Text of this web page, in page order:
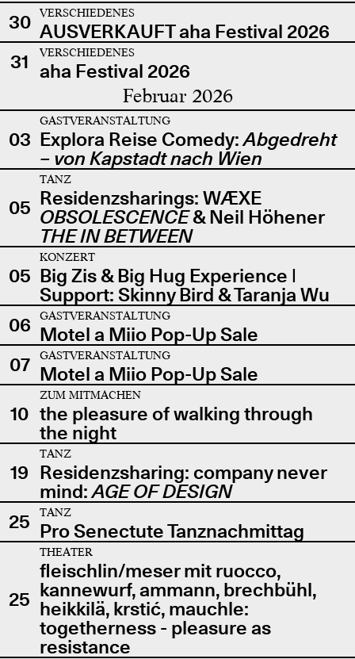
30
VERSCHIEDENES
AUSVERKAUFT aha Festival 2026
31
VERSCHIEDENES
aha Festival 2026
Februar 2026
03
GASTVERANSTALTUNG
Explora Reise Comedy:Abgedreht
– von Kapstadt nach Wien
05
TANZ
Residenzsharings: WÆXE
OBSOLESCENCE& Neil Höhener
THE IN BETWEEN
05
KONZERT
Big Zis & Big Hug Experience |
Support: Skinny Bird & Taranja Wu
06
GASTVERANSTALTUNG
Motel a Miio Pop-Up Sale
07
GASTVERANSTALTUNG
Motel a Miio Pop-Up Sale
10
ZUM MITMACHEN
the pleasure of walking through
the night
19
TANZ
Residenzsharing: company never
mind:AGE OF DESIGN
25
TANZ
Pro Senectute Tanznachmittag
25
THEATER
fleischlin/meser mit ruocco,
kannewurf, ammann, brechbühl,
heikkilä, krstić, mauchle:
togetherness - pleasure as
resistance